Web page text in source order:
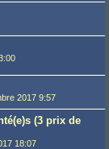
2017 9:57
(3 prix de
18:07